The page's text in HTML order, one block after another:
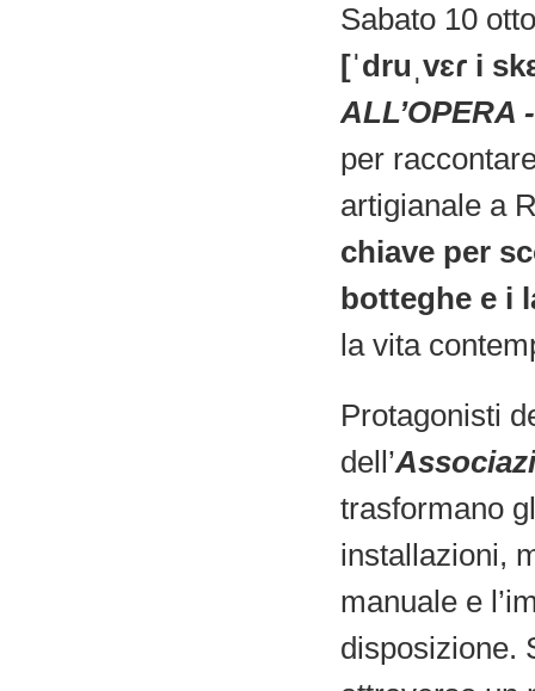
Sabato 10
[ˈdruˌvɛɾ i
ALL’OPERA
per
artigianale a
chiave per
botteghe e i
la vita
Protagonisti
dell’
trasformano
installazioni,
manuale e
disposizione.